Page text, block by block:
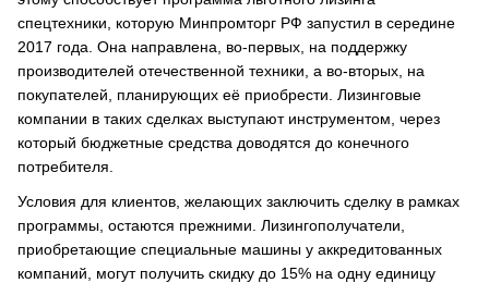
спецтехники, которую Минпромторг РФ запустил в середине
2017 года. Она направлена, во-первых, на поддержку
производителей отечественной техники, а во-вторых, на
покупателей, планирующих её приобрести. Лизинговые
компании в таких сделках выступают инструментом, через
который бюджетные средства доводятся до конечного
потребителя.
Условия для клиентов, желающих заключить сделку в рамках
программы, остаются прежними. Лизингополучатели,
приобретающие специальные машины у аккредитованных
компаний, могут получить скидку до 15% на одну единицу